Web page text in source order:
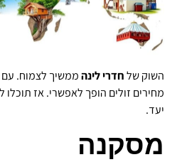
השוק שלחדרי לינהממשיך לצמוח. עם
מחירים זולים הופך לאפשרי. אז תוכלו
יעד.
מסקנה